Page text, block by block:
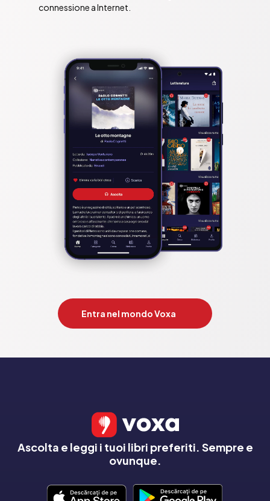
connessione a Internet.
Entra nel mondo Voxa
Ascolta e leggi i tuoi libri preferiti. Sempre e
ovunque.